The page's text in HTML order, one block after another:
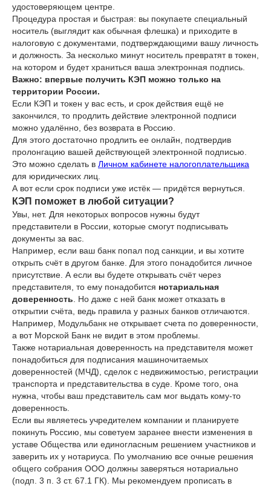
удостоверяющем центре.
Процедура простая и быстрая: вы покупаете специальный
носитель (выглядит как обычная флешка) и приходите в
налоговую с документами, подтверждающими вашу личность
и должность. За несколько минут носитель превратят в токен,
на котором и будет храниться ваша электронная подпись.
Важно: впервые получить КЭП можно только на
территории России.
Если КЭП и токен у вас есть, и срок действия ещё не
закончился, то продлить действие электронной подписи
можно удалённо, без возврата в Россию.
Для этого достаточно продлить ее онлайн, подтвердив
пролонгацию вашей действующей электронной подписью.
Это можно сделать в Личном кабинете налогоплательщика
для юридических лиц.
А вот если срок подписи уже истёк — придётся вернуться.
КЭП поможет в любой ситуации?
Увы, нет. Для некоторых вопросов нужны будут
представители в России, которые смогут подписывать
документы за вас.
Например, если ваш банк попал под санкции, и вы хотите
открыть счёт в другом банке. Для этого понадобится личное
присутствие. А если вы будете открывать счёт через
представителя, то ему понадобится нотариальная
доверенность . Но даже с ней банк может отказать в
открытии счёта, ведь правила у разных банков отличаются.
Например, Модульбанк не открывает счета по доверенности,
а вот Морской Банк не видит в этом проблемы.
Также нотариальная доверенность на представителя может
понадобиться для подписания машиночитаемых
доверенностей (МЧД), сделок с недвижимостью, регистрации
транспорта и представительства в суде. Кроме того, она
нужна, чтобы ваш представитель сам мог выдать кому-то
доверенность.
Если вы являетесь учредителем компании и планируете
покинуть Россию, мы советуем заранее внести изменения в
уставе Общества или единогласным решением участников и
заверить их у нотариуса. По умолчанию все очные решения
общего собрания ООО должны заверяться нотариально
(подп. 3 п. 3 ст. 67.1 ГК). Мы рекомендуем прописать в